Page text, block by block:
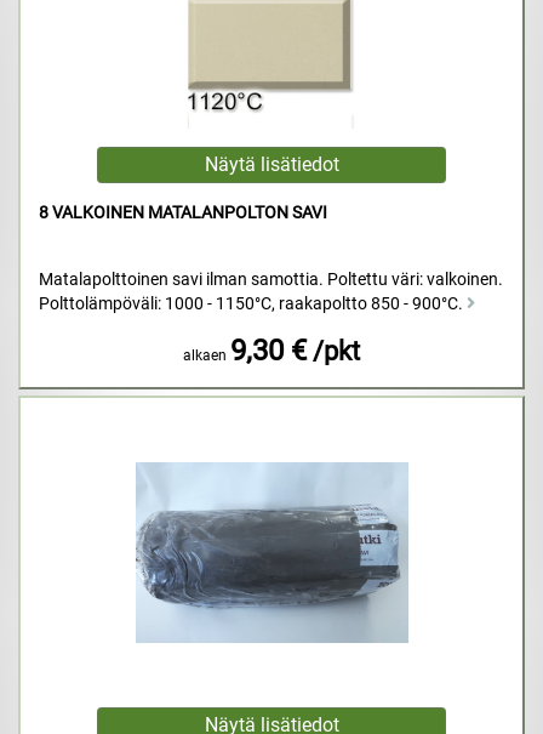
8 VALKOINEN MATALANPOLTON SAVI
Matalapolttoinen savi ilman samottia. Poltettu väri: valkoinen.
Polttolämpöväli: 1000 - 1150°C, raakapoltto 850 - 900°C.
alkaen 9,30 € /pkt